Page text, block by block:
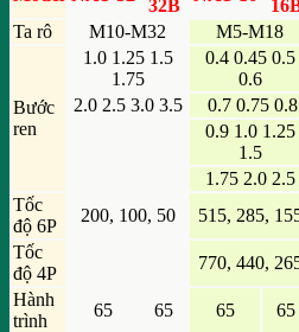
32B
Ta rô
M10-M32 M5-M18
Bước
ren
1.0 1.25 1.5
1.75
0.4 0.45 0.5
0.6
2.0 2.5 3.0 3.5
0.7 0.75 0.8
0.9 1.0 1.25
1.5
1.75 2.0 2.5
Tốc
độ 6P
200, 100, 50 515, 285,
Tốc
độ 4P
770, 440,
Hành
trình
65 65 65 65